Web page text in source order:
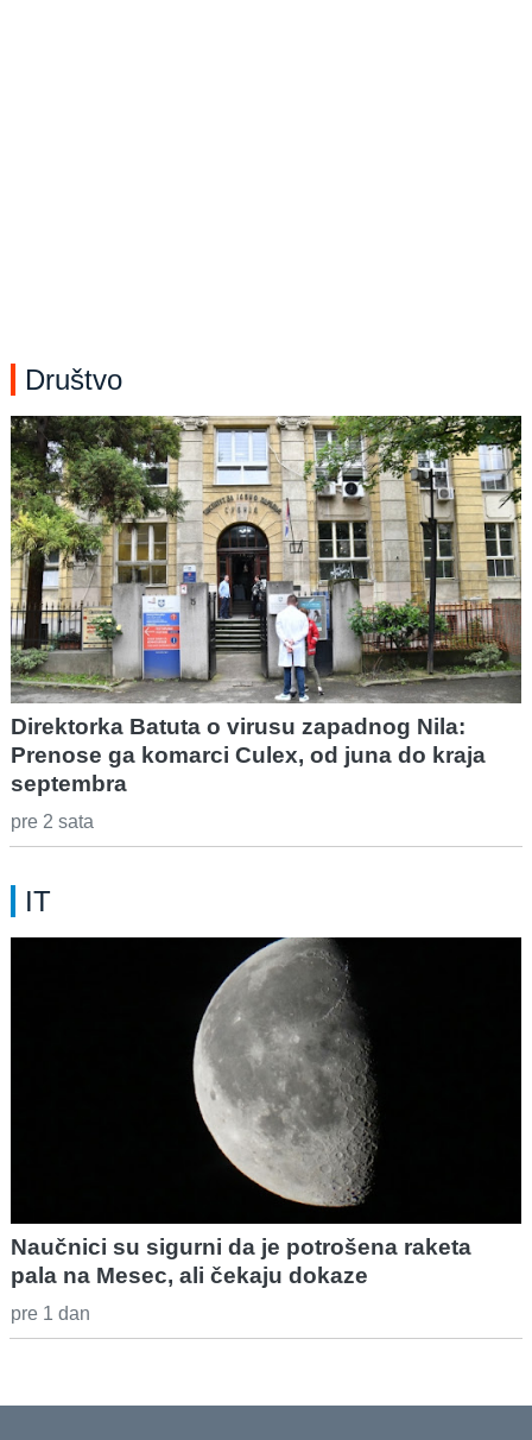
Društvo
Direktorka Batuta o virusu zapadnog Nila:
Prenose ga komarci Culex, od juna do kraja
septembra
pre 2 sata
IT
Naučnici su sigurni da je potrošena raketa
pala na Mesec, ali čekaju dokaze
pre 1 dan